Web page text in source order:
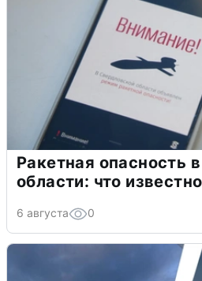
Ракетная опасность
области: что известно
6 августа 0